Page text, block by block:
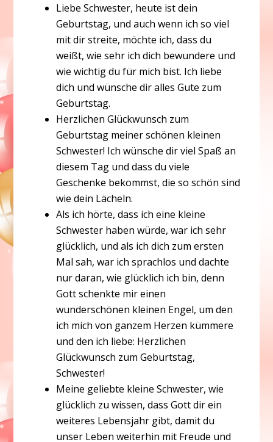
Liebe Schwester, heute ist dein
Geburtstag, und auch wenn ich so viel
mit dir streite, möchte ich, dass du
weißt, wie sehr ich dich bewundere und
wie wichtig du für mich bist. Ich liebe
dich und wünsche dir alles Gute zum
Geburtstag.
Herzlichen Glückwunsch zum
Geburtstag meiner schönen kleinen
Schwester! Ich wünsche dir viel Spaß an
diesem Tag und dass du viele
Geschenke bekommst, die so schön sind
wie dein Lächeln.
Als ich hörte, dass ich eine kleine
Schwester haben würde, war ich sehr
glücklich, und als ich dich zum ersten
Mal sah, war ich sprachlos und dachte
nur daran, wie glücklich ich bin, denn
Gott schenkte mir einen
wunderschönen kleinen Engel, um den
ich mich von ganzem Herzen kümmere
und den ich liebe: Herzlichen
Glückwunsch zum Geburtstag,
Schwester!
Meine geliebte kleine Schwester, wie
glücklich zu wissen, dass Gott dir ein
weiteres Lebensjahr gibt, damit du
unser Leben weiterhin mit Freude und